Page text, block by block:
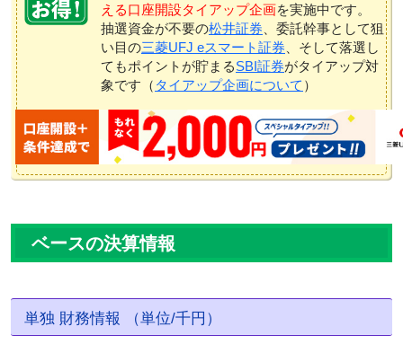
える口座開設タイアップ企画を実施中です。
抽選資金が不要の松井証券 、委託幹事として狙
い目の三菱UFJ eスマート証券 、そして落選し
てもポイントが貯まるSBI証券がタイアップ対
象です（ タイアップ企画について ）
ベースの決算情報
単独 財務情報 （単位/千円）